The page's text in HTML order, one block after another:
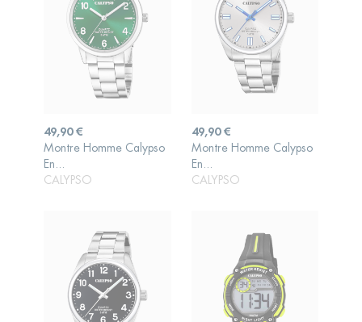
Prix
49,90 €
Montre Homme Calypso
En...
CALYPSO
AJOUTER AU
Prix
49,90 €
Montre Homme Calypso
En...
CALYPSO
AJOUTER AU